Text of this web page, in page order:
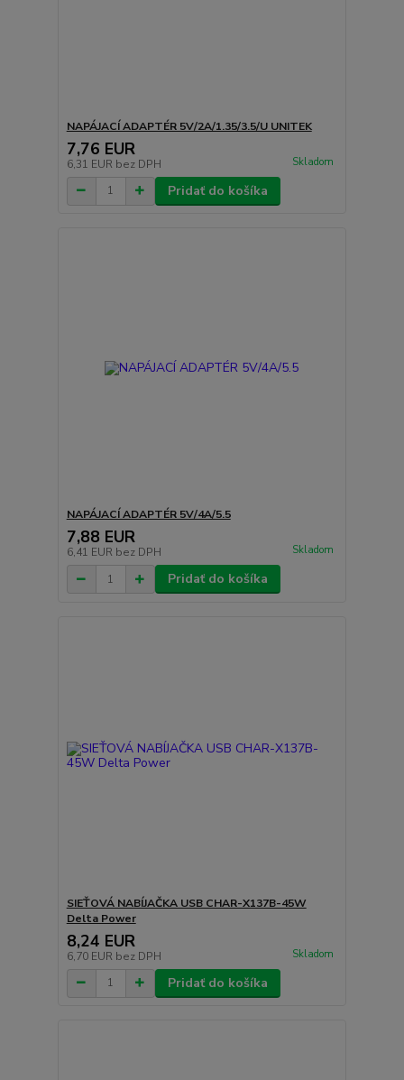
NAPÁJACÍ ADAPTÉR 5V/2A/1.35/3.5/U UNITEK
7,76 EUR
6,31 EUR bez DPH Skladom
Pridať do košíka
NAPÁJACÍ ADAPTÉR 5V/4A/5.5
7,88 EUR
6,41 EUR bez DPH Skladom
Pridať do košíka
SIEŤOVÁ NABÍJAČKA USB CHAR-X137B-45W
Delta Power
8,24 EUR
6,70 EUR bez DPH Skladom
Pridať do košíka